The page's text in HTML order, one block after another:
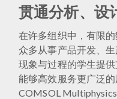
贯通分析、设
在许多组织中，有限
众多从事产品开发、
现象与过程的学生提
能够高效服务更广泛的
COMSOL Multiphysics